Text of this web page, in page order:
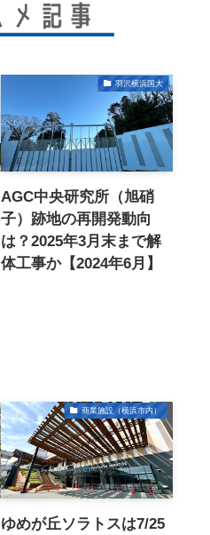
羽沢横浜国大
AGC中央研究所（旭硝
子）跡地の再開発動向
は？2025年3月末まで解
体工事か【2024年6月】
商業施設（横浜市内）
ゆめが丘ソラトスは7/25